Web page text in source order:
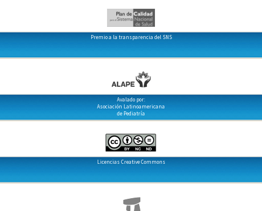
Premio a la transparencia del SNS
Avalado por:
Asociación Latinoamericana
de Pediatría
Licencias Creative Commons